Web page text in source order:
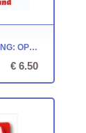
LOCO MINI - ONTWIKKELING: OP REIS DOOR NEDERLAND
€ 6.50